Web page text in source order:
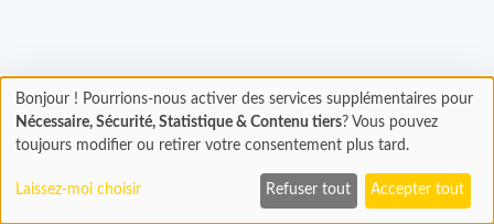
Chargement
En cours...
Bonjour ! Pourrions-nous activer des services supplémentaires pour
Nécessaire, Sécurité, Statistique & Contenu tiers? Vous pouvez
toujours modifier ou retirer votre consentement plus tard.
Laissez-moi choisir Refuser tout Accepter tout